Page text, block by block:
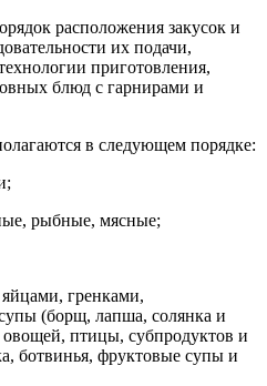
расположения закусок и
их подачи,
приготовления,
блюд с гарнирами и
в следующем порядке:
рыбные, мясные;
гренками,
(борщ, лапша, солянка и
птицы, субпродуктов и
ботвинья, фруктовые супы и